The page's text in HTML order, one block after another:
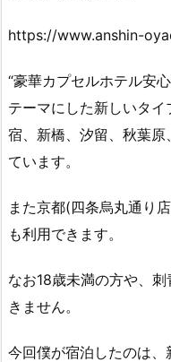
https://www.anshin-
“豪華カプセルホテル安
テーマにした新しいタ
宿、新橋、汐留、秋葉
ています。
また京都(四条烏丸通り
も利用できます。
なお18歳未満の方や、
きません。
今回僕が宿泊したのは、